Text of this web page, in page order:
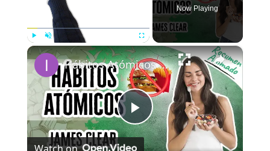
Play Unmute Fullscreen
Now Playing
×
Play
Hábitos Atómicos por James Clear | Resúmenes de Libros